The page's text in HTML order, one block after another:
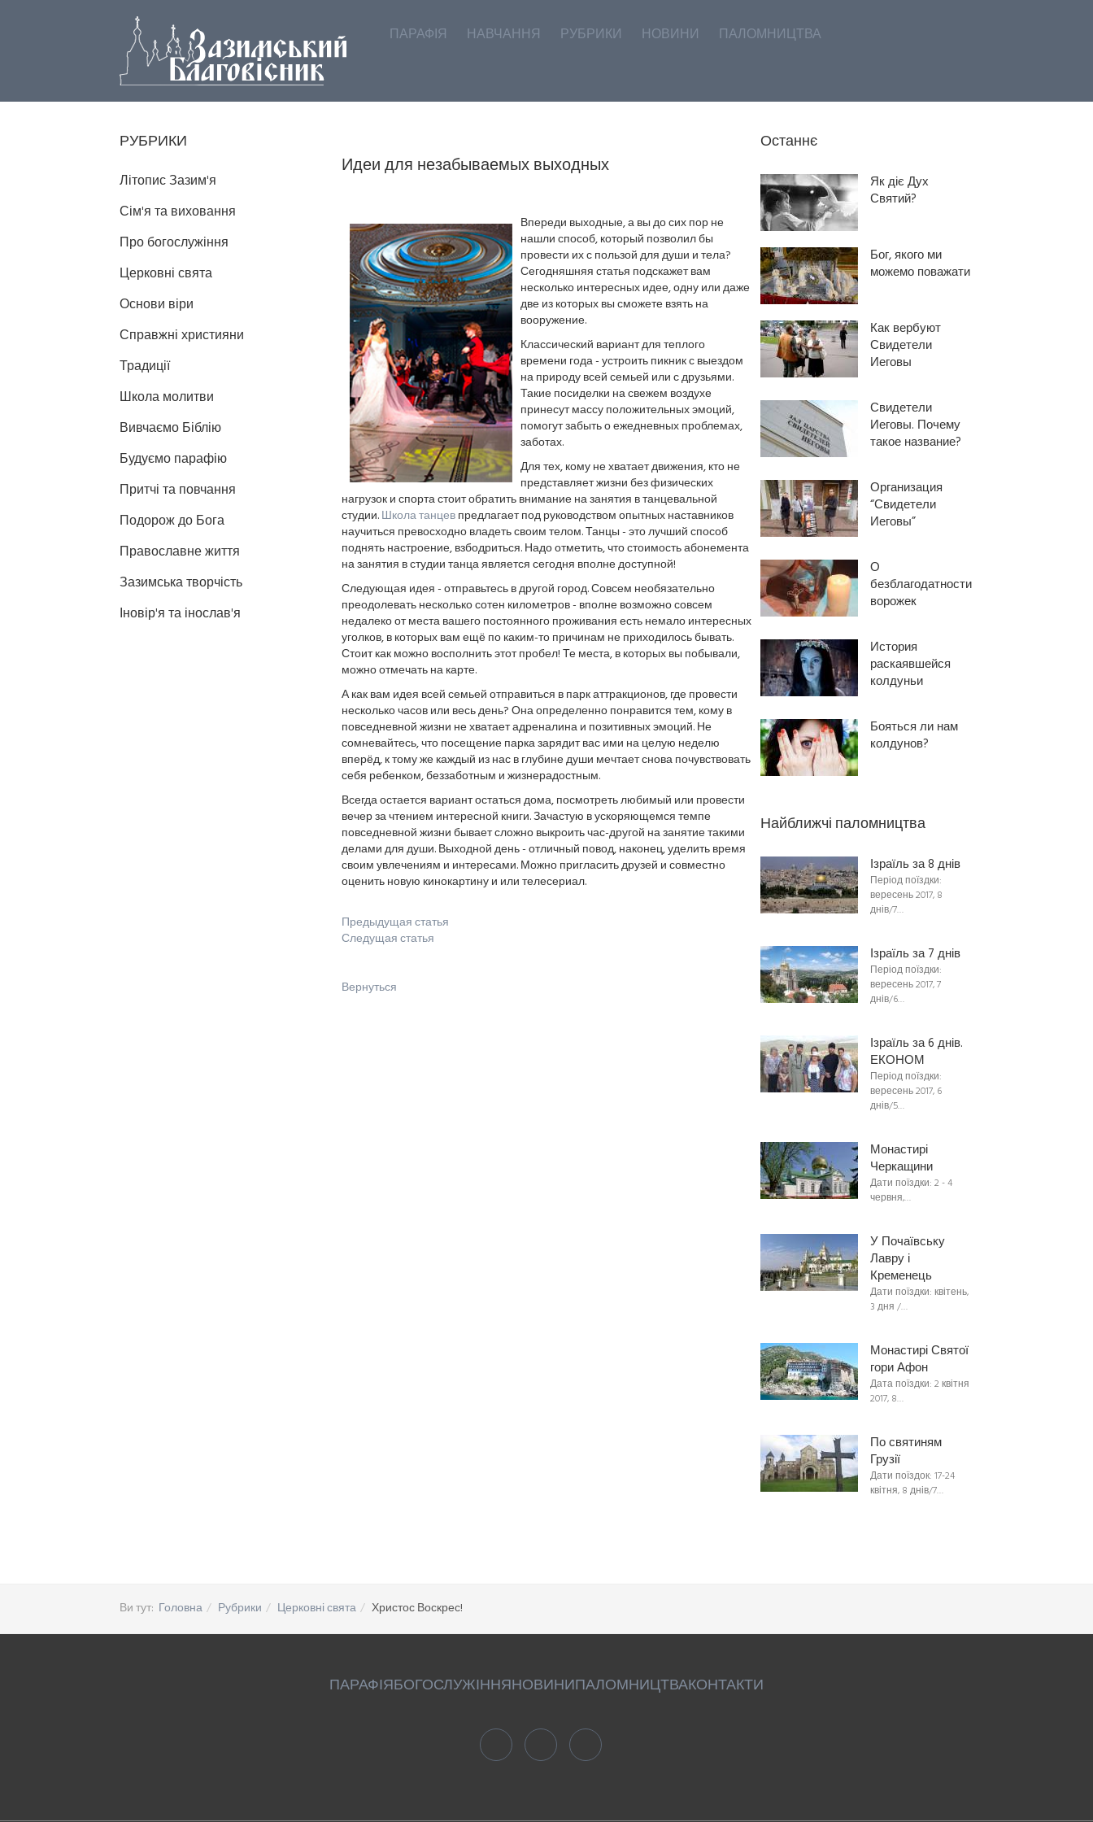
ПАРАФІЯ НАВЧАННЯ РУБРИКИ НОВИНИ ПАЛОМНИЦТВА
Идеи для незабываемых выходных
Впереди выходные, а вы до сих пор не
нашли способ, который позволил бы
провести их с пользой для души и тела?
Сегодняшняя статья подскажет вам
несколько интересных идее, одну или даже
две из которых вы сможете взять на
вооружение.
Классический вариант для теплого
времени года - устроить пикник с выездом
на природу всей семьей или с друзьями.
Такие посиделки на свежем воздухе
принесут массу положительных эмоций,
помогут забыть о ежедневных проблемах,
заботах.
Для тех, кому не хватает движения, кто не
представляет жизни без физических
нагрузок и спорта стоит обратить внимание на занятия в танцевальной
студии.Школа танцевпредлагает под руководством опытных наставников
научиться превосходно владеть своим телом. Танцы - это лучший способ
поднять настроение, взбодриться. Надо отметить, что стоимость абонемента
на занятия в студии танца является сегодня вполне доступной!
Следующая идея - отправьтесь в другой город. Совсем необязательно
преодолевать несколько сотен километров - вполне возможно совсем
недалеко от места вашего постоянного проживания есть немало интересных
уголков, в которых вам ещё по каким-то причинам не приходилось бывать.
Стоит как можно восполнить этот пробел! Те места, в которых вы побывали,
можно отмечать на карте.
А как вам идея всей семьей отправиться в парк аттракционов, где провести
несколько часов или весь день? Она определенно понравится тем, кому в
повседневной жизни не хватает адреналина и позитивных эмоций. Не
сомневайтесь, что посещение парка зарядит вас ими на целую неделю
вперёд, к тому же каждый из нас в глубине души мечтает снова почувствовать
себя ребенком, беззаботным и жизнерадостным.
Всегда остается вариант остаться дома, посмотреть любимый или провести
вечер за чтением интересной книги. Зачастую в ускоряющемся темпе
повседневной жизни бывает сложно выкроить час-другой на занятие такими
делами для души. Выходной день - отличный повод, наконец, уделить время
своим увлечениям и интересами. Можно пригласить друзей и совместно
оценить новую кинокартину и или телесериал.
Предыдущая статья
Следущая статья
Вернуться
РУБРИКИ
Літопис Зазим'я
Сім'я та виховання
Про богослужіння
Церковні свята
Основи віри
Справжні християни
Традиції
Школа молитви
Вивчаємо Біблію
Будуємо парафію
Притчі та повчання
Подорож до Бога
Православне життя
Зазимська творчість
Іновір'я та інослав'я
Останнє
Як діє Дух
Святий?
Бог, якого ми
можемо поважати
Как вербуют
Свидетели
Иеговы
Свидетели
Иеговы. Почему
такое название?
Организация
“Свидетели
Иеговы”
О
безблагодатности
ворожек
История
раскаявшейся
колдуньи
Бояться ли нам
колдунов?
Найближчі паломництва
Ізраїль за 8 днів
Період поїздки:
вересень 2017, 8
днів/7…
Ізраїль за 7 днів
Період поїздки:
вересень 2017, 7
днів/6…
Ізраїль за 6 днів.
ЕКОНОМ
Період поїздки:
вересень 2017, 6
днів/5…
Монастирі
Черкащини
Дати поїздки: 2 - 4
червня,…
У Почаївську
Лавру і
Кременець
Дати поїздки: квітень,
3 дня /…
Монастирі Святої
гори Афон
Дата поїздки: 2 квітня
2017, 8…
По святиням
Грузії
Дати поїздок: 17-24
квітня, 8 днів/7…
Ви тут: Головна Рубрики Церковні свята Христос Воскрес!
ПАРАФІЯБОГОСЛУЖІННЯНОВИНИПАЛОМНИЦТВАКОНТАКТИ